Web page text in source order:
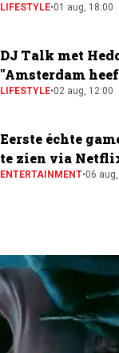
horloge
LIFESTYLE•01 aug, 18:00
DJ Talk met
"Amsterdam
festivalscene van
LIFESTYLE•02 aug, 12:00
Eerste échte
te zien via
ENTERTAINMENT•06